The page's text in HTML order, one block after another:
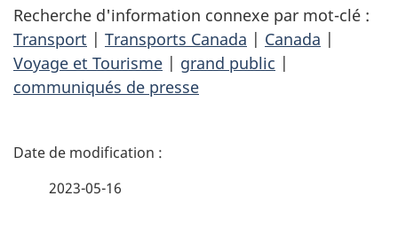
Recherche d'information connexe par mot-clé :
Transport | Transports Canada | Canada |
Voyage et Tourisme | grand public |
communiqués de presse
D
2023-05-16